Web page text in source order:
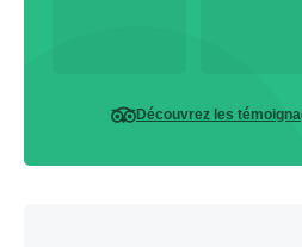
Découvrez les